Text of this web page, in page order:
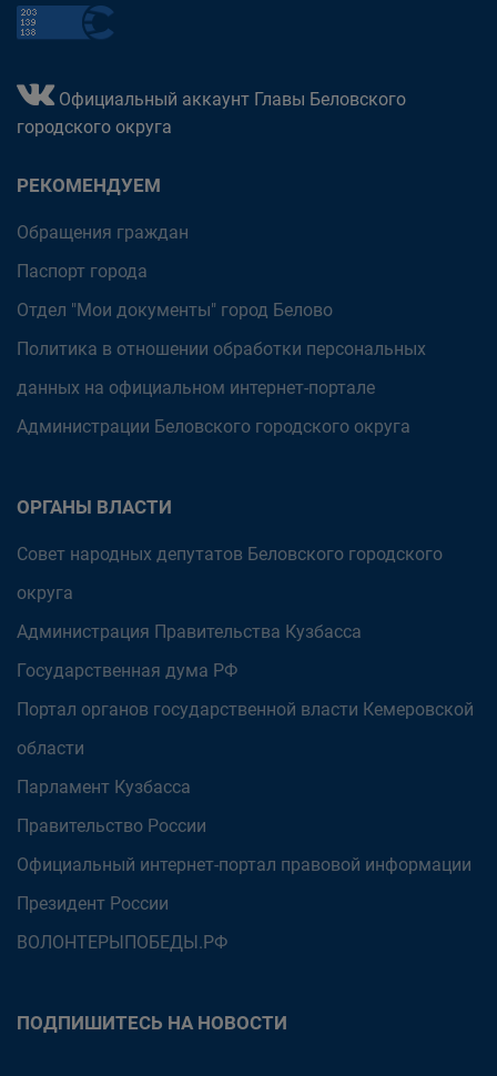
Официальный аккаунт Главы Беловского
городского округа
РЕКОМЕНДУЕМ
Обращения граждан
Паспорт города
Отдел "Мои документы" город Белово
Политика в отношении обработки персональных
данных на официальном интернет-портале
Администрации Беловского городского округа
ОРГАНЫ ВЛАСТИ
Совет народных депутатов Беловского городского
округа
Администрация Правительства Кузбасса
Государственная дума РФ
Портал органов государственной власти Кемеровской
области
Парламент Кузбасса
Правительство России
Официальный интернет-портал правовой информации
Президент России
ВОЛОНТЕРЫПОБЕДЫ.РФ
ПОДПИШИТЕСЬ НА НОВОСТИ